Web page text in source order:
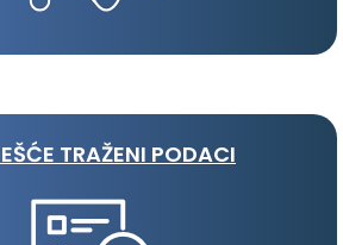
TRAŽENI PODACI